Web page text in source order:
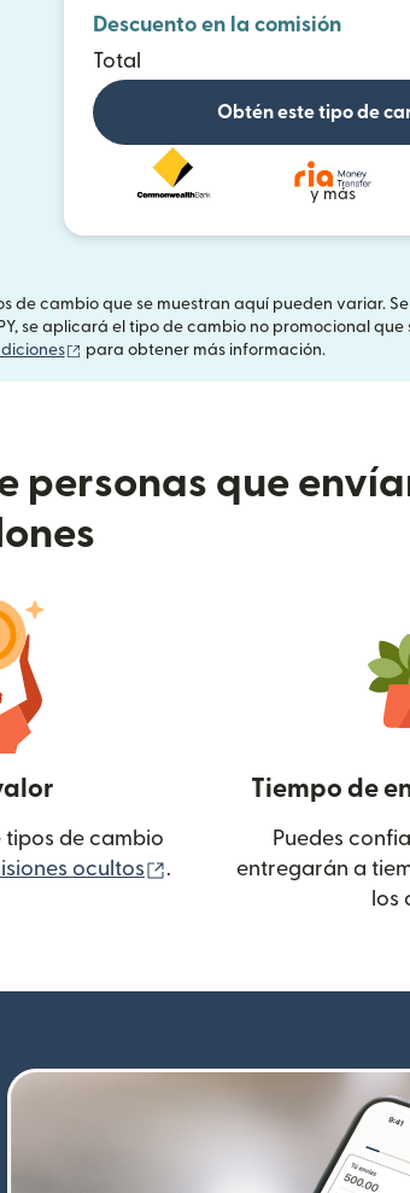
Descuento en la comisión
Total
Obtén este tipo de
y más
de cambio que se muestran aquí pueden variar.
se aplicará el tipo de cambio no promocional
(se abre en una ventana nueva)
para obtener más información.
personas que
tipos de cambio
ocultos (se abre en una ventana
.
Tiempo de
Puedes
entregarán a
los